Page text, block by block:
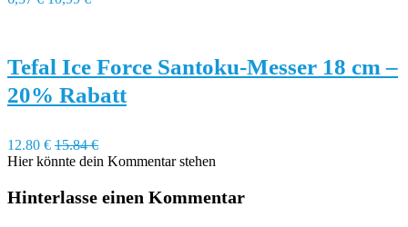
Tefal Ice Force Santoku-Messer 18 cm –
20% Rabatt
12.80 € 15.84 €
Hier könnte dein Kommentar stehen
Hinterlasse einen Kommentar